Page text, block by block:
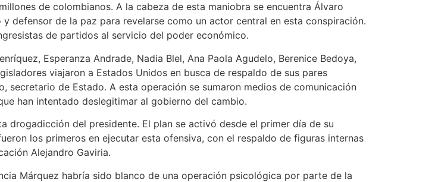
de colombianos. A la cabeza de esta maniobra se encuentra Álvaro
defensor de la paz para revelarse como un actor central en esta conspiración.
de partidos al servicio del poder económico.
Esperanza Andrade, Nadia Blel, Ana Paola Agudelo, Berenice Bedoya,
viajaron a Estados Unidos en busca de respaldo de sus pares
secretario de Estado. A esta operación se sumaron medios de comunicación
han intentado deslegitimar al gobierno del cambio.
drogadicción del presidente. El plan se activó desde el primer día de su
los primeros en ejecutar esta ofensiva, con el respaldo de figuras internas
Alejandro Gaviria.
Márquez habría sido blanco de una operación psicológica por parte de la